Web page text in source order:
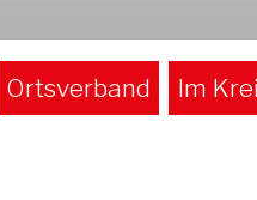
Ortsverband Im